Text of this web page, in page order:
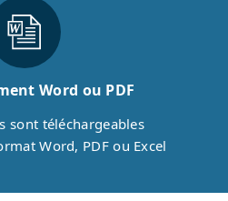
Word ou PDF
sont téléchargeables
Word, PDF ou Excel